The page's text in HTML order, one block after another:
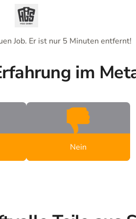
Job. Er ist nur 5 Minuten entfernt!
im
Nein